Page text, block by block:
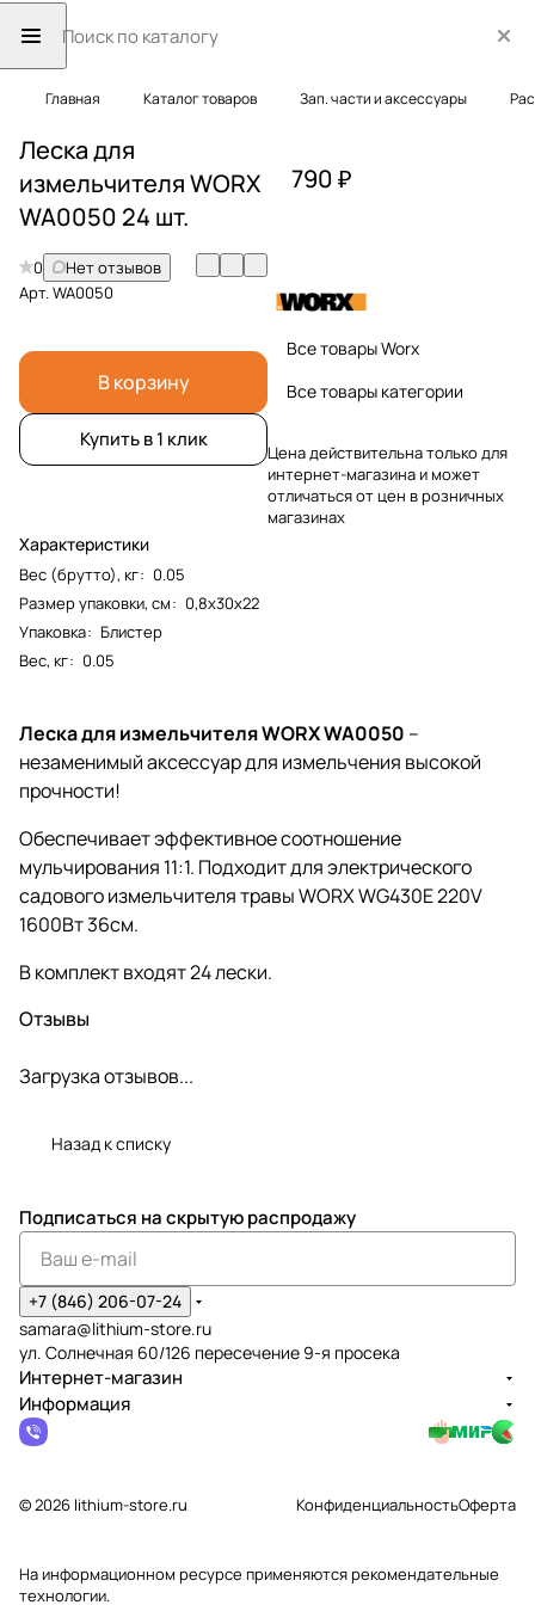
Главная Каталог товаров Зап. части и аксессуары
Леска для
измельчителя WORX
WA0050 24 шт.
0
Нет отзывов
Арт.WA0050
В корзину
Купить в 1 клик
Характеристики
Вес (брутто), кг: 0.05
Размер упаковки, см: 0,8х30х22
Упаковка: Блистер
Вес, кг: 0.05
790 ₽
Все товары Worx
Все товары категории
Цена действительна только для
интернет-магазина и может
отличаться от цен в розничных
магазинах
Леска для измельчителя WORX WA0050 –
незаменимый аксессуар для измельчения высокой
прочности!
Обеспечивает эффективное соотношение
мульчирования 11:1. Подходит для электрического
садового измельчителя травы WORX WG430E 220V
1600Вт 36см.
В комплект входят 24 лески.
Отзывы
Загрузка отзывов...
Назад к списку
Подписаться на скрытую распродажу
+7 (846) 206-07-24
samara@lithium-store.ru
ул. Солнечная 60/126 пересечение 9-я просека
Интернет-магазин
Информация
© 2026 lithium-store.ru КонфиденциальностьОферта
На информационном ресурсе применяютсярекомендательные
технологии.